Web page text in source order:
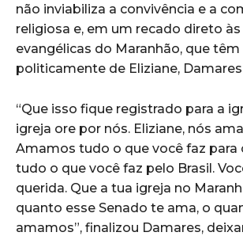
não inviabiliza a convivência e a
religiosa e, em um recado direto às
evangélicas do Maranhão, que
politicamente de Eliziane,
“Que isso fique registrado para a
igreja ore por nós. Eliziane, nós
Amamos tudo o que você faz para
tudo o que você faz pelo Brasil.
querida. Que a tua igreja no
quanto esse Senado te ama, o
amamos”, finalizou Damares,